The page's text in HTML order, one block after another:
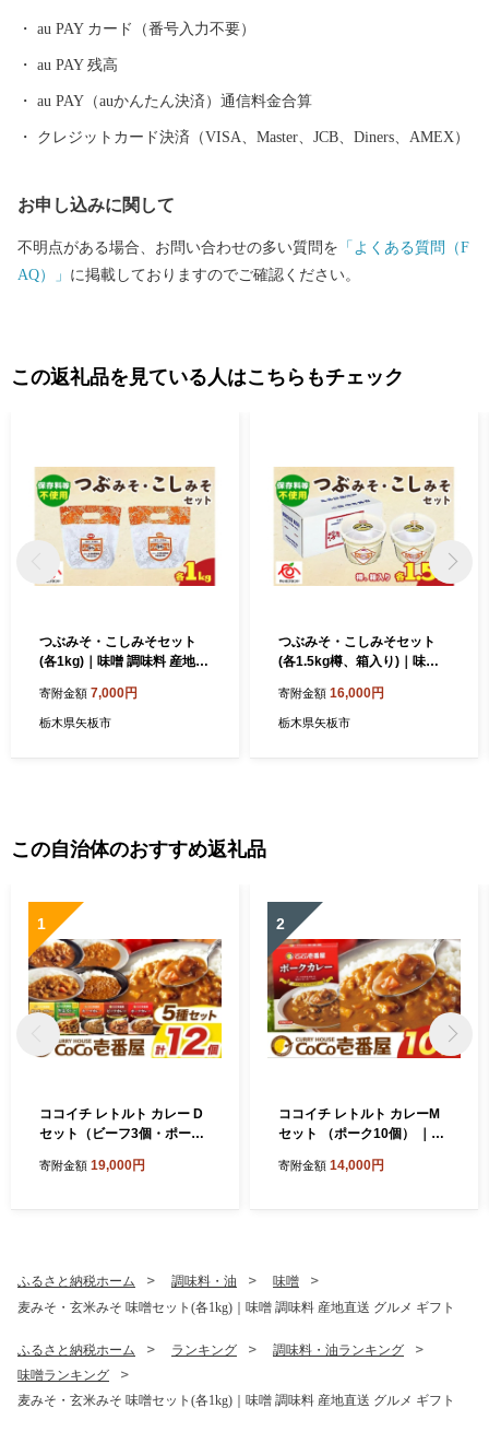
原、県都の宇都宮、いずれも車で1時間程度の場所に位置している
au PAY カード（番号入力不要）
au PAY 残高
au PAY（auかんたん決済）通信料金合算
クレジットカード決済（VISA、Master、JCB、Diners、AMEX）
お申し込みに関して
不明点がある場合、お問い合わせの多い質問を 「よくある質問（F
AQ）」 に掲載しておりますのでご確認ください。
この返礼品を見ている人はこちらもチェック
つぶみそ・こしみそセット
(各1kg)｜味噌 調味料 産地直
寄附金額 7,000円
栃木県矢板市
つぶみそ・こしみそセット
(各1.5kg樽、箱入り)｜味噌
ト
寄附金額 16,000円
栃木県矢板市
この自治体のおすすめ返礼品
1
ココイチ レトルト カレー D
セット（ビーフ3個・ポーク
ーマ2個）｜CoCo壱番屋 常
寄附金額 19,000円
2
ココイチ レトルト カレーM
セット （ポーク10個） ｜Co
単 時短
寄附金額 14,000円
ふるさと納税ホーム 調味料・油
味噌
麦みそ・玄米みそ 味噌セット(各1kg)｜味噌 調味料 産地直送 グルメ ギフト
ふるさと納税ホーム ランキング
調味料・油ランキング
味噌ランキング
麦みそ・玄米みそ 味噌セット(各1kg)｜味噌 調味料 産地直送 グルメ ギフト